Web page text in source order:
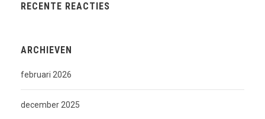
RECENTE REACTIES
ARCHIEVEN
februari 2026
december 2025